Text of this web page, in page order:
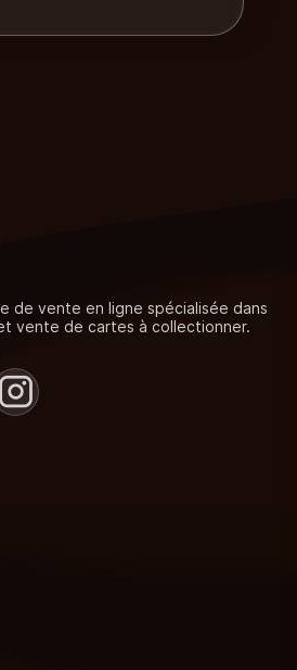
de vente en ligne spécialisée dans
vente de cartes à collectionner.